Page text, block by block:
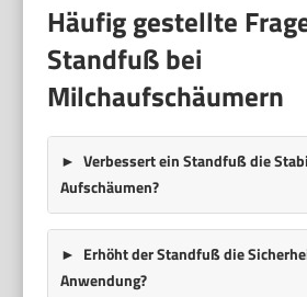
Häufig gestellte
Standfuß bei
Milchaufschäumern
Verbessert ein Standfuß die
Aufschäumen?
Erhöht der Standfuß die
Anwendung?